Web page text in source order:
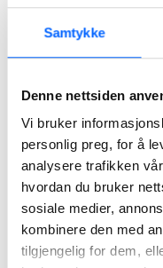
Samtykke
Denne nettsiden
Vi bruker
personlig preg, for å
analysere trafikken
hvordan du bruker
sosiale medier,
kombinere den med
tilgjengelig for dem,
NCC bygger
2026-07-07 10:00
NCC bygger ny
2026-07-03 12:06
NCC skal utvikle